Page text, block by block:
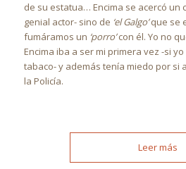
de su estatua… Encima se acercó un
genial actor- sino de ‘el Galgo’que se
fumáramos un ‘porro’con él. Yo no
Encima iba a ser mi primera vez -si
tabaco- y además tenía miedo por si
la Policía.
Leer más